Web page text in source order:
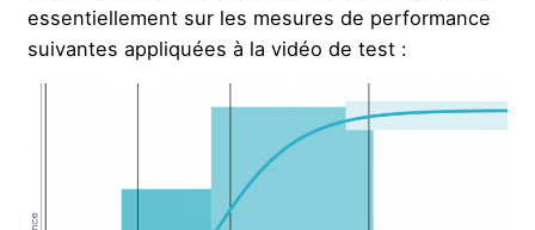
essentiellement sur les mesures de performance
suivantes appliquées à la vidéo de test :